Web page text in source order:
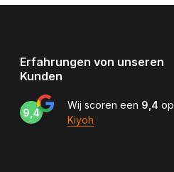
Erfahrungen von unseren
Kunden
9,4
Wij scoren een 9,4 op
Kiyoh